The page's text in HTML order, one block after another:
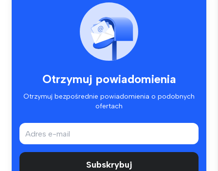
Otrzymuj powiadomienia
Otrzymuj bezpośrednie powiadomienia o podobnych
ofertach
Subskrybuj